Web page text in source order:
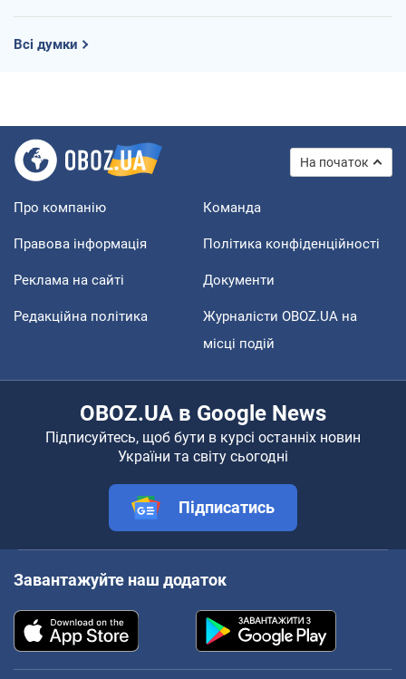
Всі думки
На початок
Про компанію Команда
Правова інформація Політика конфіденційності
Реклама на сайті Документи
Редакційна політика
Журналісти OBOZ.UA на
місці подій
OBOZ.UA в Google News
Підписуйтесь, щоб бути в курсі останніх новин
України та світу сьогодні
Підписатись
Завантажуйте наш додаток